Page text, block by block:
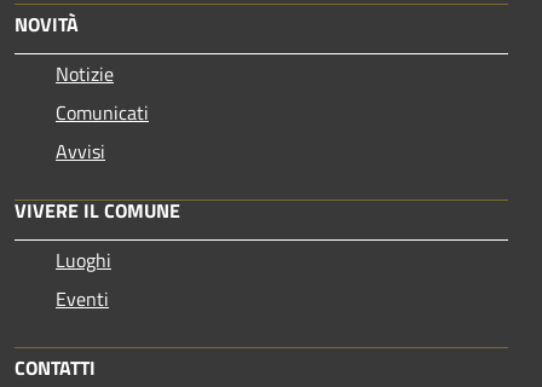
NOVITÀ
Notizie
Comunicati
Avvisi
VIVERE IL COMUNE
Luoghi
Eventi
CONTATTI